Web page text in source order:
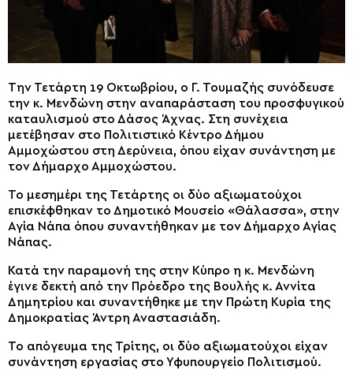
Την Τετάρτη 19 Οκτωβρίου, ο Γ. Τουμαζής συνόδευσε
την κ. Μενδώνη στην αναπαράσταση του προσφυγικού
καταυλισμού στο Δάσος Άχνας. Στη συνέχεια
μετέβησαν στο Πολιτιστικό Κέντρο Δήμου
Αμμοχώστου στη Δερύνεια, όπου είχαν συνάντηση με
τον Δήμαρχο Αμμοχώστου.
Το μεσημέρι της Τετάρτης οι δύο αξιωματούχοι
επισκέφθηκαν το Δημοτικό Μουσείο «Θάλασσα», στην
Αγία Νάπα όπου συναντήθηκαν με τον Δήμαρχο Αγίας
Νάπας.
Κατά την παραμονή της στην Κύπρο η κ. Μενδώνη
έγινε δεκτή από την Πρόεδρο της Βουλής κ. Αννίτα
Δημητρίου και συναντήθηκε με την Πρώτη Κυρία της
Δημοκρατίας Άντρη Αναστασιάδη.
Το απόγευμα της Τρίτης, οι δύο αξιωματούχοι είχαν
συνάντηση εργασίας στο Υφυπουργείο Πολιτισμού.